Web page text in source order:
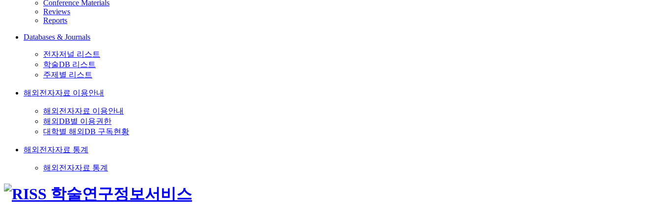
Conference Materials
Reviews
Reports
Databases & Journals
전자저널 리스트
학술DB 리스트
주제별 리스트
해외전자자료 이용안내
해외전자자료 이용안내
해외DB별 이용권한
대학별 해외DB 구독현황
해외전자자료 통계
해외전자자료 통계